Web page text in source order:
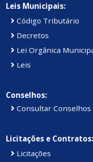
Leis Municipais:
Código Tributário
Decretos
Lei Orgânica
Leis
Conselhos:
Consultar
Licitações e Contratos:
Licitações